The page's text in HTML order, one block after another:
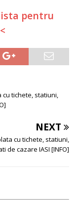
pentru
cu tichete, statiuni,
NEXT
cu tichete, statiuni,
de cazare IASI [INFO]